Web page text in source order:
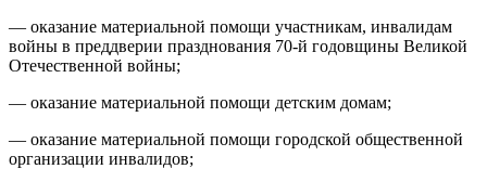
— оказание материальной помощи участникам, инвалидам
войны в преддверии празднования 70-й годовщины Великой
Отечественной войны;
— оказание материальной помощи детским домам;
— оказание материальной помощи городской общественной
организации инвалидов;